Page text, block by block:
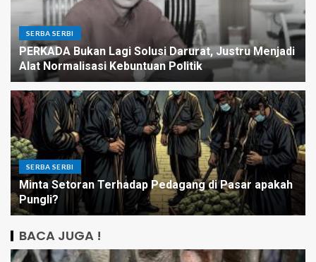
SERBA SERBI
PERKADA Bukan Lagi Solusi Darurat, Justru Menjadi
Alat Normalisasi Kebuntuan Politik
SERBA SERBI
Minta Setoran Terhadap Pedagang di Pasar apakah
Pungli?
BACA JUGA !